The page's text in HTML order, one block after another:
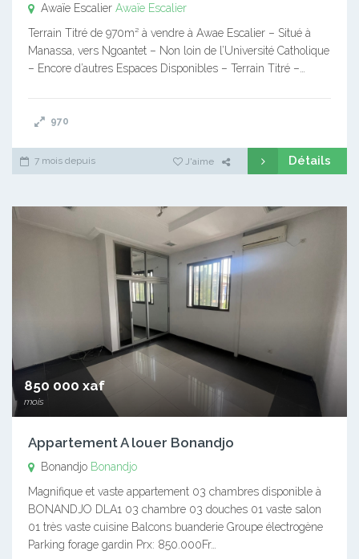
Awaïe Escalier Awaïe Escalier
Terrain Titré de 970m² à vendre à Awae Escalier – Situé à
Manassa, vers Ngoantet – Non loin de l’Université Catholique
– Encore d’autres Espaces Disponibles – Terrain Titré –…
970
7 mois depuis J'aime Détails
850 000 xaf
mois
Appartement A louer Bonandjo
Bonandjo Bonandjo
Magnifique et vaste appartement 03 chambres disponible à
BONANDJO DLA1 03 chambre 03 douches 01 vaste salon
01 très vaste cuisine Balcons buanderie Groupe électrogène
Parking forage gardin Prx: 850.000Fr…